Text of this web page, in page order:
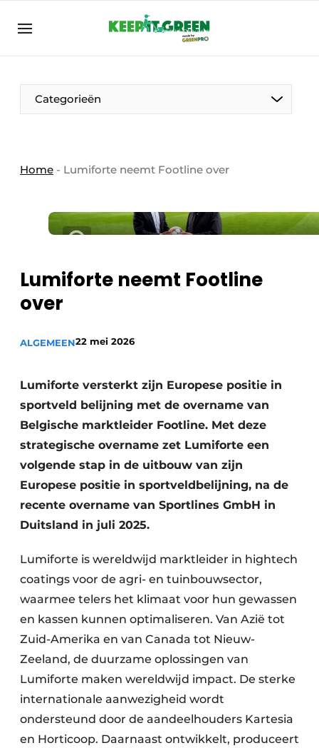
NL ENG FR
Categorieën
Home - Lumiforte neemt Footline over
Lumiforte neemt Footline
over
ALGEMEEN22 mei 2026
Lumiforte versterkt zijn Europese positie in
sportveld belijning met de overname van
Belgische marktleider Footline. Met deze
strategische overname zet Lumiforte een
volgende stap in de uitbouw van zijn
Europese positie in sportveldbelijning, na de
recente overname van Sportlines GmbH in
Duitsland in juli 2025.
Lumiforte is wereldwijd marktleider in hightech
coatings voor de agri- en tuinbouwsector,
waarmee telers het klimaat voor hun gewassen
en kassen kunnen optimaliseren. Van Azië tot
Zuid-Amerika en van Canada tot Nieuw-
Zeeland, de duurzame oplossingen van
Lumiforte maken wereldwijd impact. De sterke
internationale aanwezigheid wordt
ondersteund door de aandeelhouders Kartesia
en Horticoop. Daarnaast ontwikkelt, produceert